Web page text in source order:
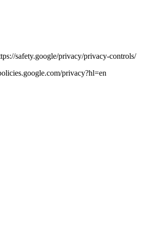
safety.google/privacy/privacy-controls/
privacy?hl=en